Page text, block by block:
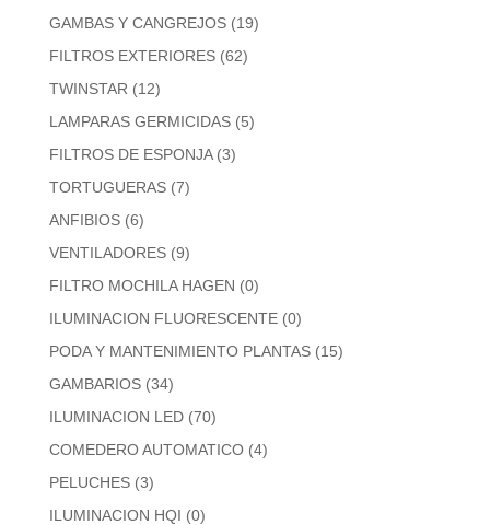
GAMBAS Y CANGREJOS (19)
FILTROS EXTERIORES (62)
TWINSTAR (12)
LAMPARAS GERMICIDAS (5)
FILTROS DE ESPONJA (3)
TORTUGUERAS (7)
ANFIBIOS (6)
VENTILADORES (9)
FILTRO MOCHILA HAGEN (0)
ILUMINACION FLUORESCENTE (0)
PODA Y MANTENIMIENTO PLANTAS (15)
GAMBARIOS (34)
ILUMINACION LED (70)
COMEDERO AUTOMATICO (4)
PELUCHES (3)
ILUMINACION HQI (0)